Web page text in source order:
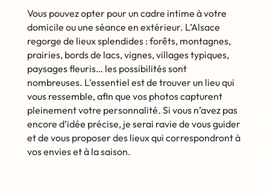
Vous pouvez opter pour un cadre intime à votre
domicile ou une séance en extérieur. L’Alsace
regorge de lieux splendides : forêts, montagnes,
prairies, bords de lacs, vignes, villages typiques,
paysages fleuris… les possibilités sont
nombreuses. L’essentiel est de trouver un lieu qui
vous ressemble, afin que vos photos capturent
pleinement votre personnalité. Si vous n’avez pas
encore d’idée précise, je serai ravie de vous guider
et de vous proposer des lieux qui correspondront à
vos envies et à la saison.